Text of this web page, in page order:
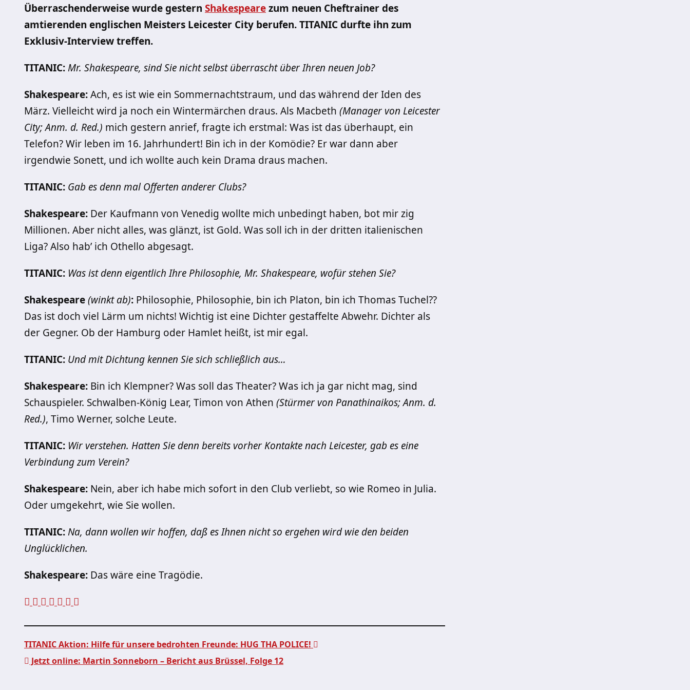
Überraschenderweise wurde gestern Shakespearezum neuen Cheftrainer des
amtierenden englischen Meisters Leicester City berufen. TITANIC durfte ihn zum
Exklusiv-Interview treffen.
TITANIC:Mr. Shakespeare, sind Sie nicht selbst überrascht über Ihren neuen Job?
Shakespeare:Ach, es ist wie ein Sommernachtstraum, und das während der Iden des
März. Vielleicht wird ja noch ein Wintermärchen draus. Als Macbeth (Manager von Leicester
City; Anm. d. Red.) mich gestern anrief, fragte ich erstmal: Was ist das überhaupt, ein
Telefon? Wir leben im 16. Jahrhundert! Bin ich in der Komödie? Er war dann aber
irgendwie Sonett, und ich wollte auch kein Drama draus machen.
TITANIC: Gab es denn mal Offerten anderer Clubs?
Shakespeare: Der Kaufmann von Venedig wollte mich unbedingt haben, bot mir zig
Millionen. Aber nicht alles, was glänzt, ist Gold. Was soll ich in der dritten italienischen
Liga? Also hab’ ich Othello abgesagt.
TITANIC: Was ist denn eigentlich Ihre Philosophie, Mr. Shakespeare, wofür stehen Sie?
Shakespeare(winkt ab): Philosophie, Philosophie, bin ich Platon, bin ich Thomas Tuchel??
Das ist doch viel Lärm um nichts! Wichtig ist eine Dichter gestaffelte Abwehr. Dichter als
der Gegner. Ob der Hamburg oder Hamlet heißt, ist mir egal.
TITANIC: Und mit Dichtung kennen Sie sich schließlich aus…
Shakespeare: Bin ich Klempner? Was soll das Theater? Was ich ja gar nicht mag, sind
Schauspieler. Schwalben-König Lear, Timon von Athen (Stürmer von Panathinaikos; Anm. d.
Red.), Timo Werner, solche Leute.
TITANIC: Wir verstehen. Hatten Sie denn bereits vorher Kontakte nach Leicester, gab es eine
Verbindung zum Verein?
Shakespeare: Nein, aber ich habe mich sofort in den Club verliebt, so wie Romeo in Julia.
Oder umgekehrt, wie Sie wollen.
TITANIC:Na, dann wollen wir hoffen, daß es Ihnen nicht so ergehen wird wie den beiden
Unglücklichen.
Shakespeare: Das wäre eine Tragödie.
TITANIC Aktion: Hilfe für unsere bedrohten Freunde: HUG THA POLICE!
Jetzt online: Martin Sonneborn – Bericht aus Brüssel, Folge 12